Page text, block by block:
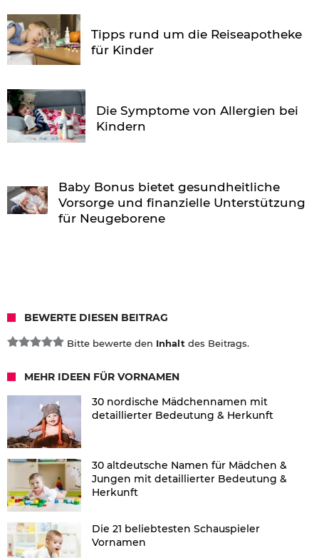
Tipps rund um die Reiseapotheke
für Kinder
Die Symptome von Allergien bei
Kindern
Baby Bonus bietet gesundheitliche
Vorsorge und finanzielle Unterstützung
für Neugeborene
BEWERTE DIESEN BEITRAG
Bitte bewerte den Inhalt des Beitrags.
MEHR IDEEN FÜR VORNAMEN
30 nordische Mädchennamen mit
detaillierter Bedeutung & Herkunft
30 altdeutsche Namen für Mädchen &
Jungen mit detaillierter Bedeutung &
Herkunft
Die 21 beliebtesten Schauspieler
Vornamen